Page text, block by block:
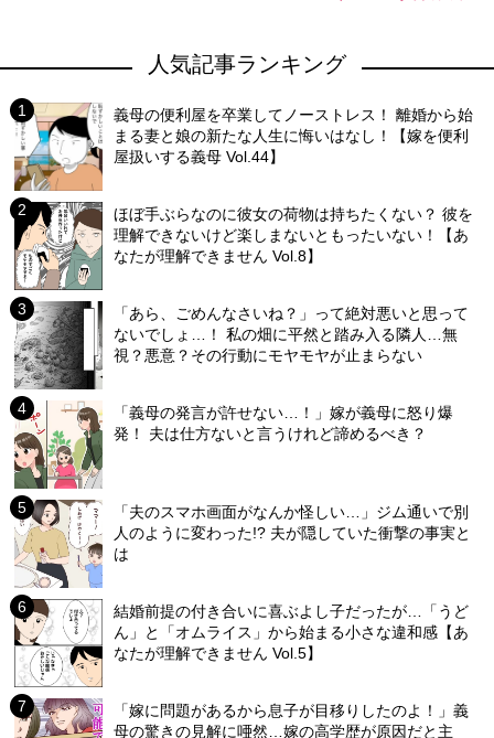
人気記事ランキング
義母の便利屋を卒業してノーストレス！ 離婚から始
まる妻と娘の新たな人生に悔いはなし！【嫁を便利
屋扱いする義母 Vol.44】
ほぼ手ぶらなのに彼女の荷物は持ちたくない？ 彼を
理解できないけど楽しまないともったいない！【あ
なたが理解できません Vol.8】
「あら、ごめんなさいね？」って絶対悪いと思って
ないでしょ…！ 私の畑に平然と踏み入る隣人…無
視？悪意？その行動にモヤモヤが止まらない
「義母の発言が許せない…！」嫁が義母に怒り爆
発！ 夫は仕方ないと言うけれど諦めるべき？
「夫のスマホ画面がなんか怪しい…」ジム通いで別
人のように変わった!? 夫が隠していた衝撃の事実と
は
結婚前提の付き合いに喜ぶよし子だったが…「うど
ん」と「オムライス」から始まる小さな違和感【あ
なたが理解できません Vol.5】
「嫁に問題があるから息子が目移りしたのよ！」義
母の驚きの見解に唖然…嫁の高学歴が原因だと主